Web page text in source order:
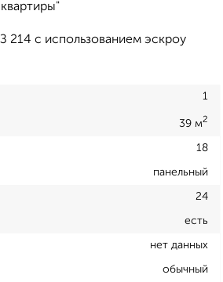
214 с использованием эскроу
1
39 м2
18
панельный
24
есть
нет данных
обычный